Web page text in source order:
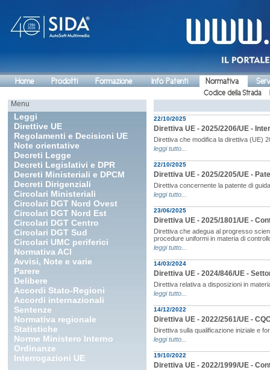
Home Prodotti Formazione Info Patenti Normativa
Codice della Strada
Menu
Leggi
Direttive UE
Regolamenti e Decisioni UE
Note orientative
Decreti Legge
Decreti Legislativi e DPR
Decreti Ministeriali e DPCM
Decreti Dirigenziali
Circolari Ministeriali
Circolari DGT Nord Ovest
Circolari DGT Nord Est
Circolari DGT Centro
Circolari DGT Sud
Circolari UMC periferici
Normativa ACI
Avvisi, Note e varie
Parere
Delibere
Accordi Stato-Regioni
Accordi internazionali
Sentenze
Normativa regionale
Statistiche
Norme Ministero Interno
Ordinanze
Interrogazioni UE
22/10/2025
Direttiva UE - 2025/2206/UE -
Direttiva che modifica la direttiva (UE)
leggi tutto...
22/10/2025
Direttiva UE - 2025/2205/UE -
Direttiva concernente la patente di
leggi tutto...
23/06/2025
Direttiva UE - 2025/1801/UE -
Direttiva che adegua al progresso
procedure uniformi in materia di
leggi tutto...
14/03/2024
Direttiva UE - 2024/846/UE -
Direttiva relativa a disposizioni in
leggi tutto...
14/12/2022
Direttiva UE - 2022/2561/UE -
Direttiva sulla qualificazione iniziale e
leggi tutto...
19/10/2022
Direttiva UE - 2022/1999/UE -